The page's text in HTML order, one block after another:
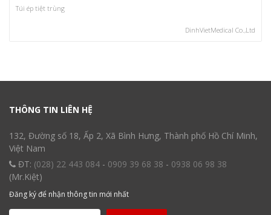
Túi ép tiệt trùng
DinhVietMedical Co.,Ltd
THÔNG TIN LIÊN HỆ
132, Đường số 18, Ấp 2, Xã Bình Hưng, Thành phố Hồ Chí Minh,
Việt Nam
ĐT: (028) 22 443 084 - 0909 39 68 38 - 0938 06 98 38
(Mr.Kiệt)
Đăng ký để nhận thông tin mới nhất